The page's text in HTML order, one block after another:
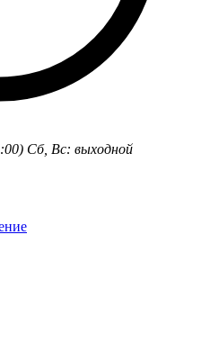
Сб, Вс: выходной